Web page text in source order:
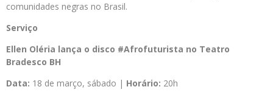
comunidades negras no Brasil.
Serviço
Ellen Oléria lança o disco #Afrofuturista no Teatro
Bradesco BH
Data: 18 de março, sábado | Horário: 20h